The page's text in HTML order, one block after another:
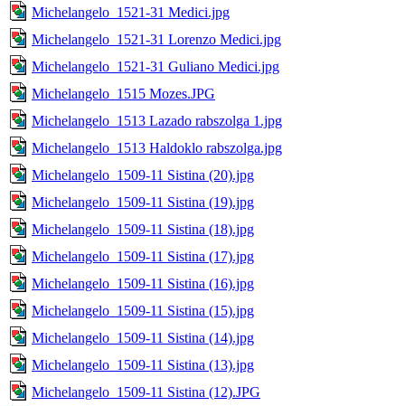
Michelangelo_1521-31 Medici.jpg
Michelangelo_1521-31 Lorenzo Medici.jpg
Michelangelo_1521-31 Guliano Medici.jpg
Michelangelo_1515 Mozes.JPG
Michelangelo_1513 Lazado rabszolga 1.jpg
Michelangelo_1513 Haldoklo rabszolga.jpg
Michelangelo_1509-11 Sistina (20).jpg
Michelangelo_1509-11 Sistina (19).jpg
Michelangelo_1509-11 Sistina (18).jpg
Michelangelo_1509-11 Sistina (17).jpg
Michelangelo_1509-11 Sistina (16).jpg
Michelangelo_1509-11 Sistina (15).jpg
Michelangelo_1509-11 Sistina (14).jpg
Michelangelo_1509-11 Sistina (13).jpg
Michelangelo_1509-11 Sistina (12).JPG